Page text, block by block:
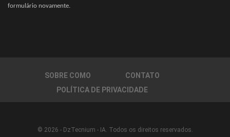
formulário novamente.
SOBRE COMO
CONTATO
POLÍTICA DE PRIVACIDADE
© 2026 - DzTecnium - IA. Todos os direitos reservados.